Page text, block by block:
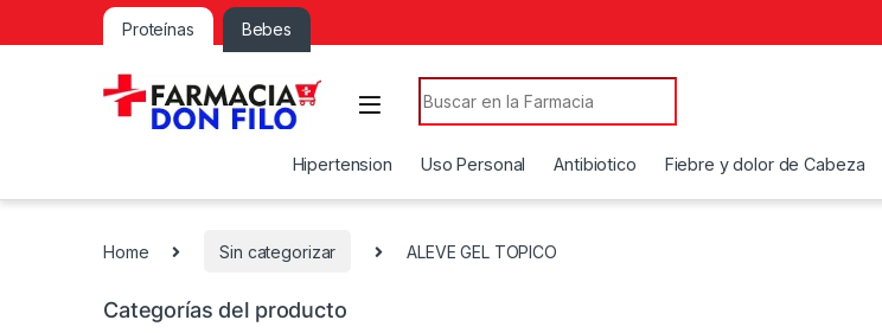
Proteínas Bebes
Search for:
Hipertension Uso Personal Antibiotico Fiebre y dolor de Cabeza
Home Sin categorizar ALEVE GEL TOPICO
Categorías del producto